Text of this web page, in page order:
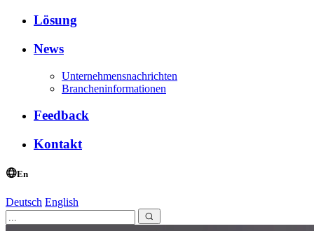
Lösung
News
Unternehmensnachrichten
Brancheninformationen
Feedback
Kontakt
En
Deutsch English